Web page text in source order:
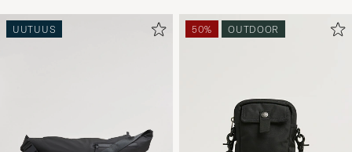
UUTUUS 50% OUTDOOR